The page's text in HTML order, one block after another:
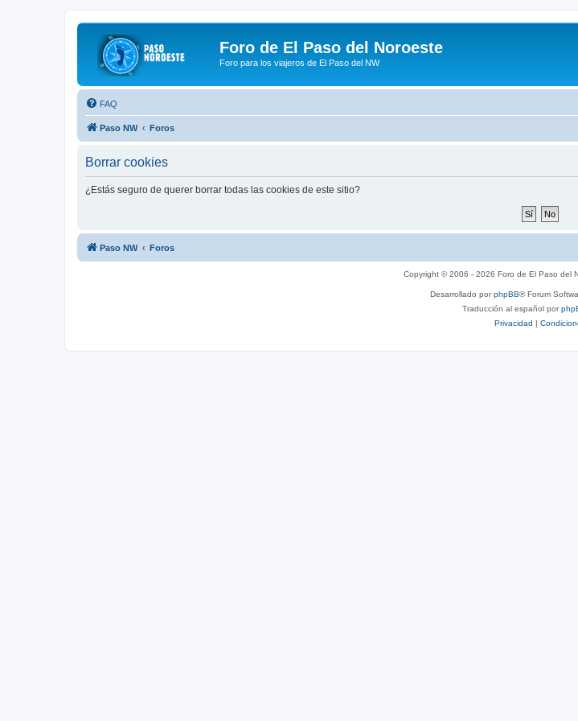
Foro de El Paso del Noroeste
Foro para los viajeros de El Paso del NW
FAQ
Paso NW Foros
Borrar cookies
¿Estás seguro de querer borrar todas las cookies de este sitio?
Paso NW Foros
Copyright © 2006 - 2026 Foro de El Paso del
Desarrollado porphpBB® Forum
Traducción al español por
Privacidad |